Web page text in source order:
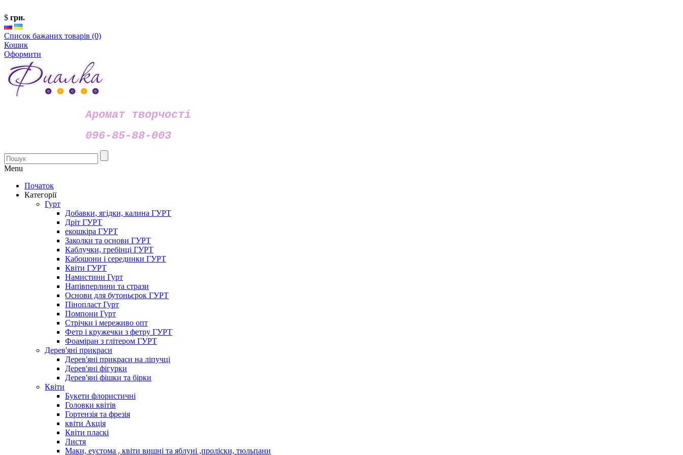
$ грн.
Список бажаних товарів (0)
Кошик
Оформити
Аромат творчості
096-85-88-003
Menu
Початок
Категорії
Гурт
Добавки, ягідки, калина ГУРТ
Дріт ГУРТ
екошкіра ГУРТ
Заколки та основи ГУРТ
Каблучки, гребінці ГУРТ
Кабошони і серединки ГУРТ
Квіти ГУРТ
Намистини Гурт
Напівперлини та стрази
Основи для бутоньєрок ГУРТ
Пінопласт Гурт
Помпони Гурт
Стрічки і мереживо опт
Фетр і кружечки з фетру ГУРТ
Фоаміран з глітером ГУРТ
Дерев'яні прикраси
Дерев'яні прикраси на ліпучці
Дерев'яні фігурки
Дерев'яні фішки та бірки
Квіти
Букети флористичні
Головки квітів
Гортензія та фрезія
квіти Акція
Квіти пласкі
Листя
Маки, еустома , квіти вишні та яблуні ,проліски, тюльпани